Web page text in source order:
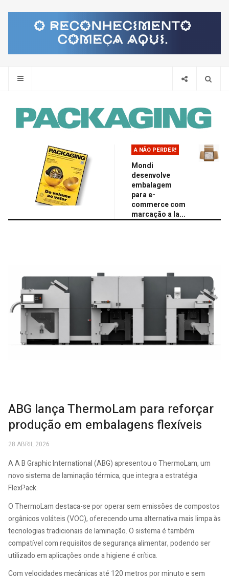
A NÃO PERDER!
Mondi
desenvolve
embalagem
para e-
commerce com
marcação a la...
ABG lança ThermoLam para reforçar
produção em embalagens flexíveis
28 ABRIL 2026
A A B Graphic International (ABG) apresentou o ThermoLam, um
novo sistema de laminação térmica, que integra a estratégia
FlexPack.
O ThermoLam destaca-se por operar sem emissões de compostos
orgânicos voláteis (VOC), oferecendo uma alternativa mais limpa às
tecnologias tradicionais de laminação. O sistema é também
compatível com requisitos de segurança alimentar, podendo ser
utilizado em aplicações onde a higiene é crítica.
Com velocidades mecânicas até 120 metros por minuto e sem